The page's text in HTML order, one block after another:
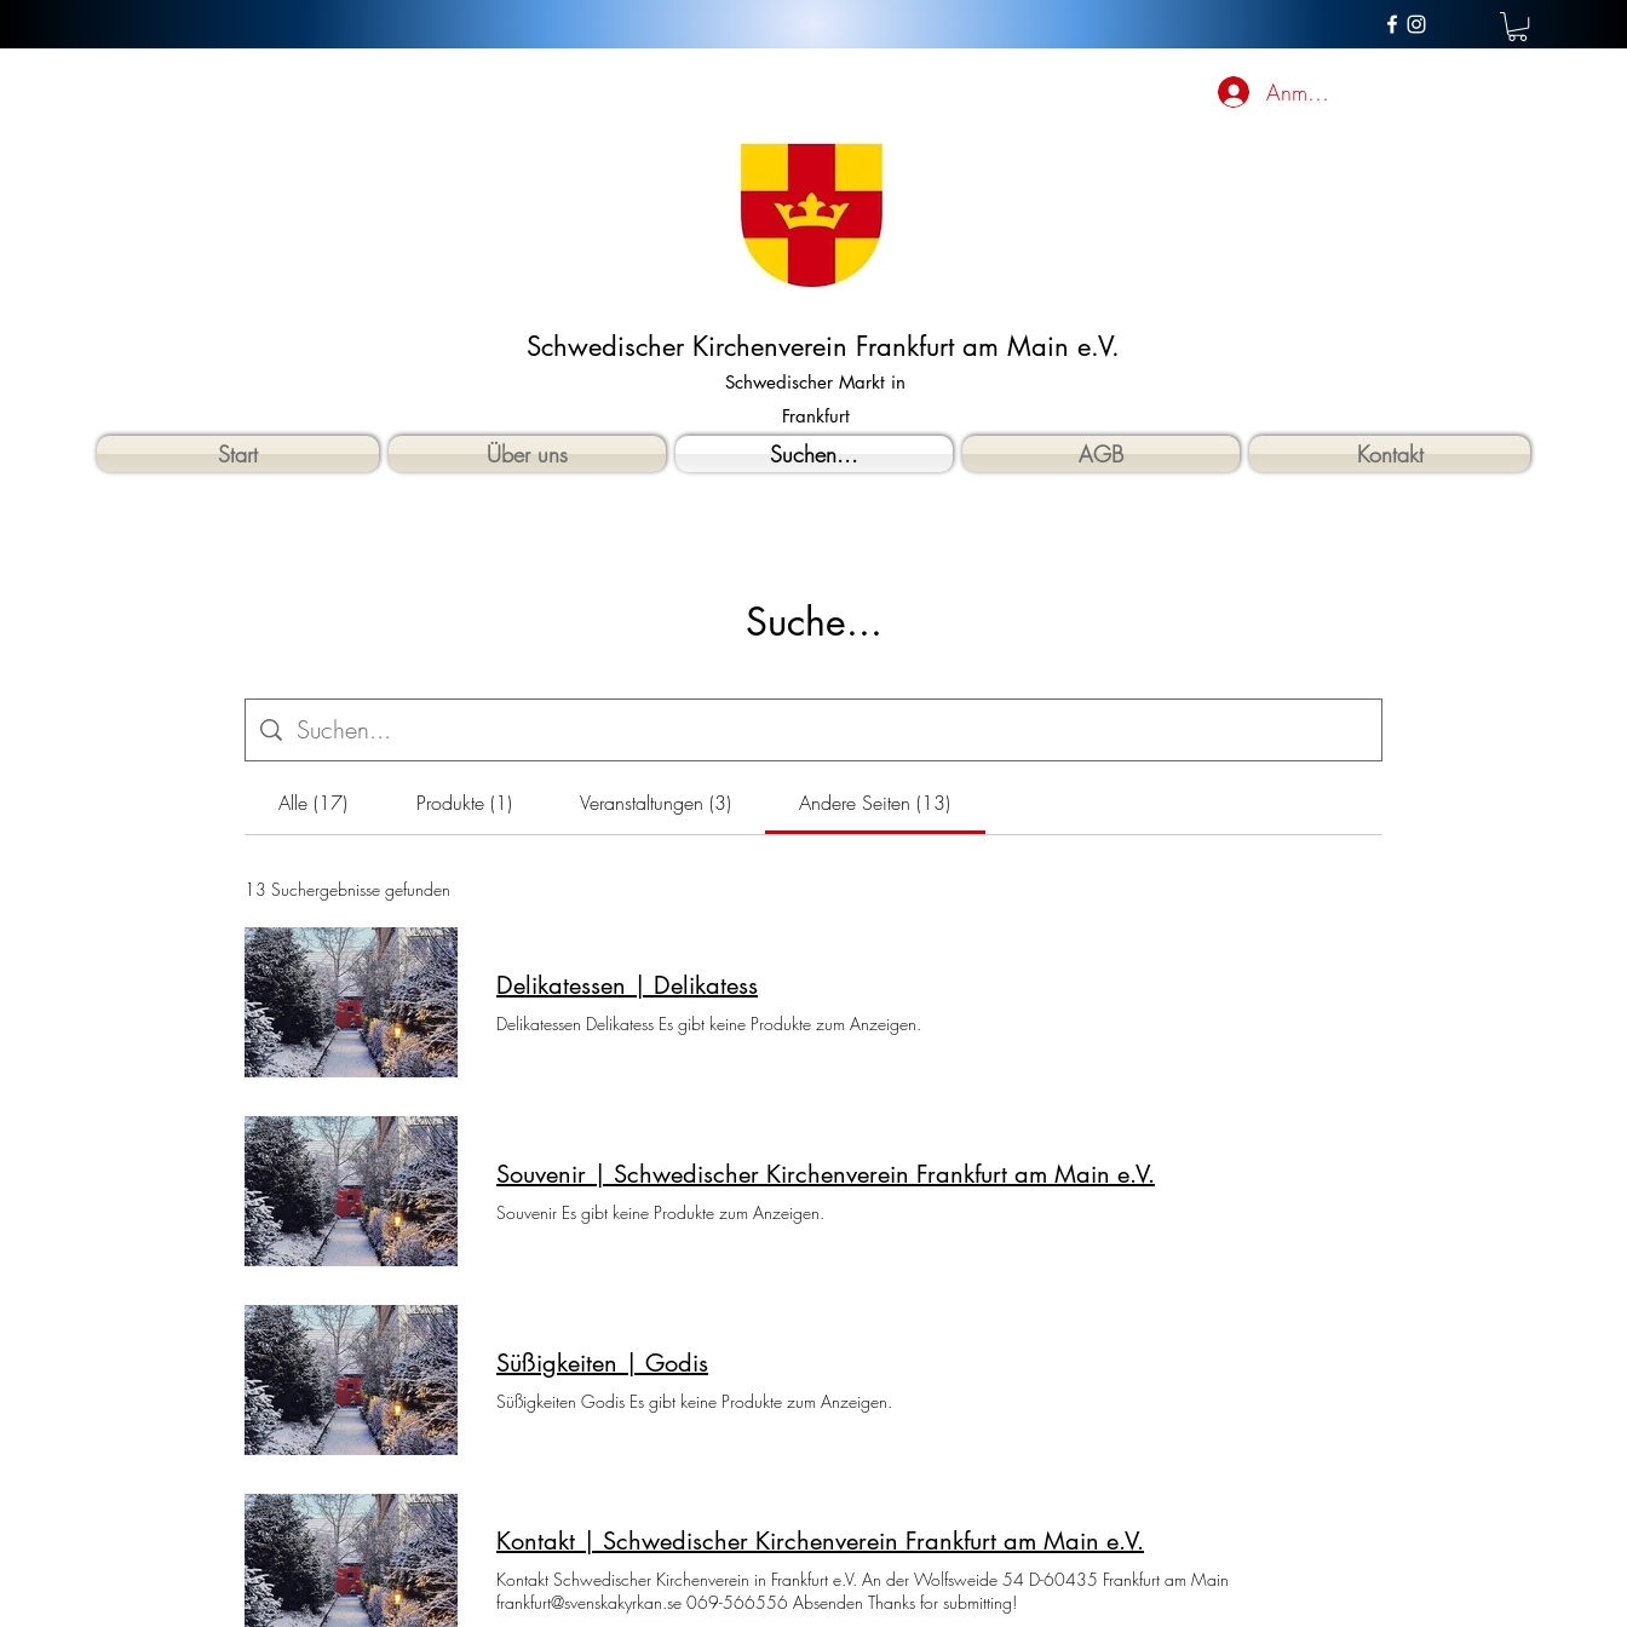
Schwedischer Kirchenverein Frankfurt am Main e.V.
Schwedischer Markt in
Frankfurt
Anmelden
Start Über uns Suchen... AGB Kontakt
Suche...
Alle (17) Produkte (1) Veranstaltungen (3) Andere Seiten (13)
13 Suchergebnisse gefunden
Delikatessen | Delikatess
Delikatessen Delikatess Es gibt keine Produkte zum Anzeigen.
Souvenir | Schwedischer Kirchenverein Frankfurt am Main e.V.
Souvenir Es gibt keine Produkte zum Anzeigen.
Süßigkeiten | Godis
Süßigkeiten Godis Es gibt keine Produkte zum Anzeigen.
Kontakt | Schwedischer Kirchenverein Frankfurt am Main e.V.
Kontakt Schwedischer Kirchenverein in Frankfurt e.V. An der Wolfsweide 54 D-60435 Frankfurt am Main
frankfurt@svenskakyrkan.se 069-566556 Absenden Thanks for submitting!